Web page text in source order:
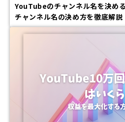
YouTubeのチャンネル名を決め
チャンネル名の決め方を徹底解説